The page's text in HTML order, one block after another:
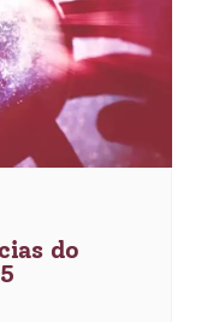
do